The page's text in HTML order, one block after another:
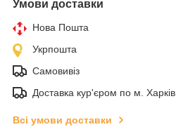
Умови доставки
Нова Пошта
Укрпошта
Самовивіз
Доставка кур'єром по м. Харків
Всі умови доставки